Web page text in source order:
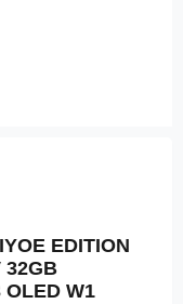
EDITION
32GB
OLED W1